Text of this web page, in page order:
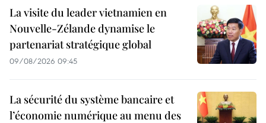
La visite du leader vietnamien en
Nouvelle-Zélande dynamise le
partenariat stratégique global
09/08/2026 09:45
La sécurité du système bancaire et
l’économie numérique au menu des